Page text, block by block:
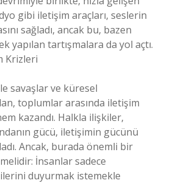
gibi iletişim araçları, seslerin
sağladı, ancak bu, bazen
yapılan tartışmalara da yol açtı.
Krizleri
savaşlar ve küresel
toplumlar arasında iletişim
kazandı. Halkla ilişkiler,
gücü, iletişimin gücünü
Ancak, burada önemli bir
İnsanlar sadece
duyurmak istemekle